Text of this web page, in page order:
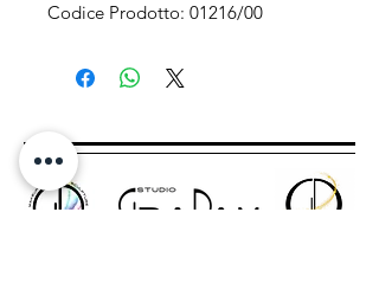
Codice Prodotto: 01216/00